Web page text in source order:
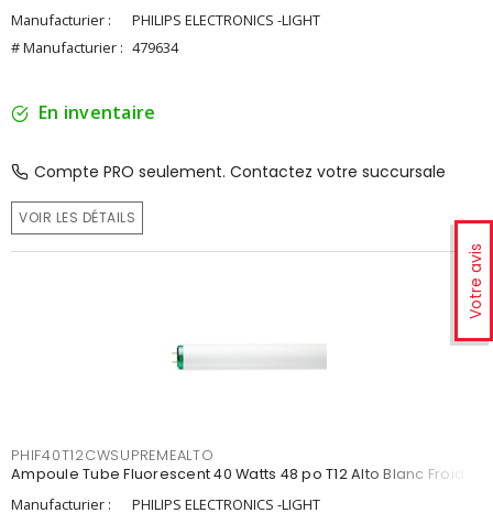
Votre avis
Manufacturier :
PHILIPS ELECTRONICS -LIGHT
# Manufacturier : 479634
En inventaire
Compte PRO seulement. Contactez votre succursale
VOIR LES DÉTAILS
PHIF40T12CWSUPREMEALTO
Ampoule Tube Fluorescent 40 Watts 48 po T12 Alto Blanc Froid
Manufacturier :
PHILIPS ELECTRONICS -LIGHT